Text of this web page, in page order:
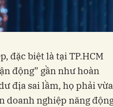
đặc biệt là tại TP.HCM
động” gần như hoàn
địa sai lầm, họ phải vừa
doanh nghiệp năng